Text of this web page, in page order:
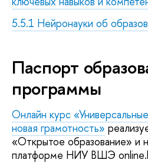
5.5.1 Нейронауки об
Паспорт
программы
Онлайн курс
новая грамотность»
«Открытое образование» и
платформе НИУ ВШЭ